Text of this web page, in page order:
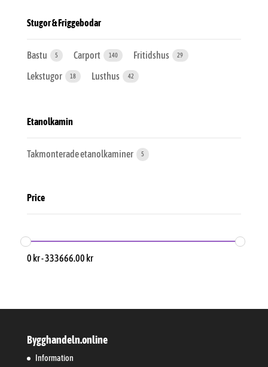
Stugor & Friggebodar
Bastu 5 Carport 140 Fritidshus 29
Lekstugor 18 Lusthus 42
Etanolkamin
Takmonterade etanolkaminer 5
Price
0 kr-333666.00 kr
Bygghandeln.online
Information